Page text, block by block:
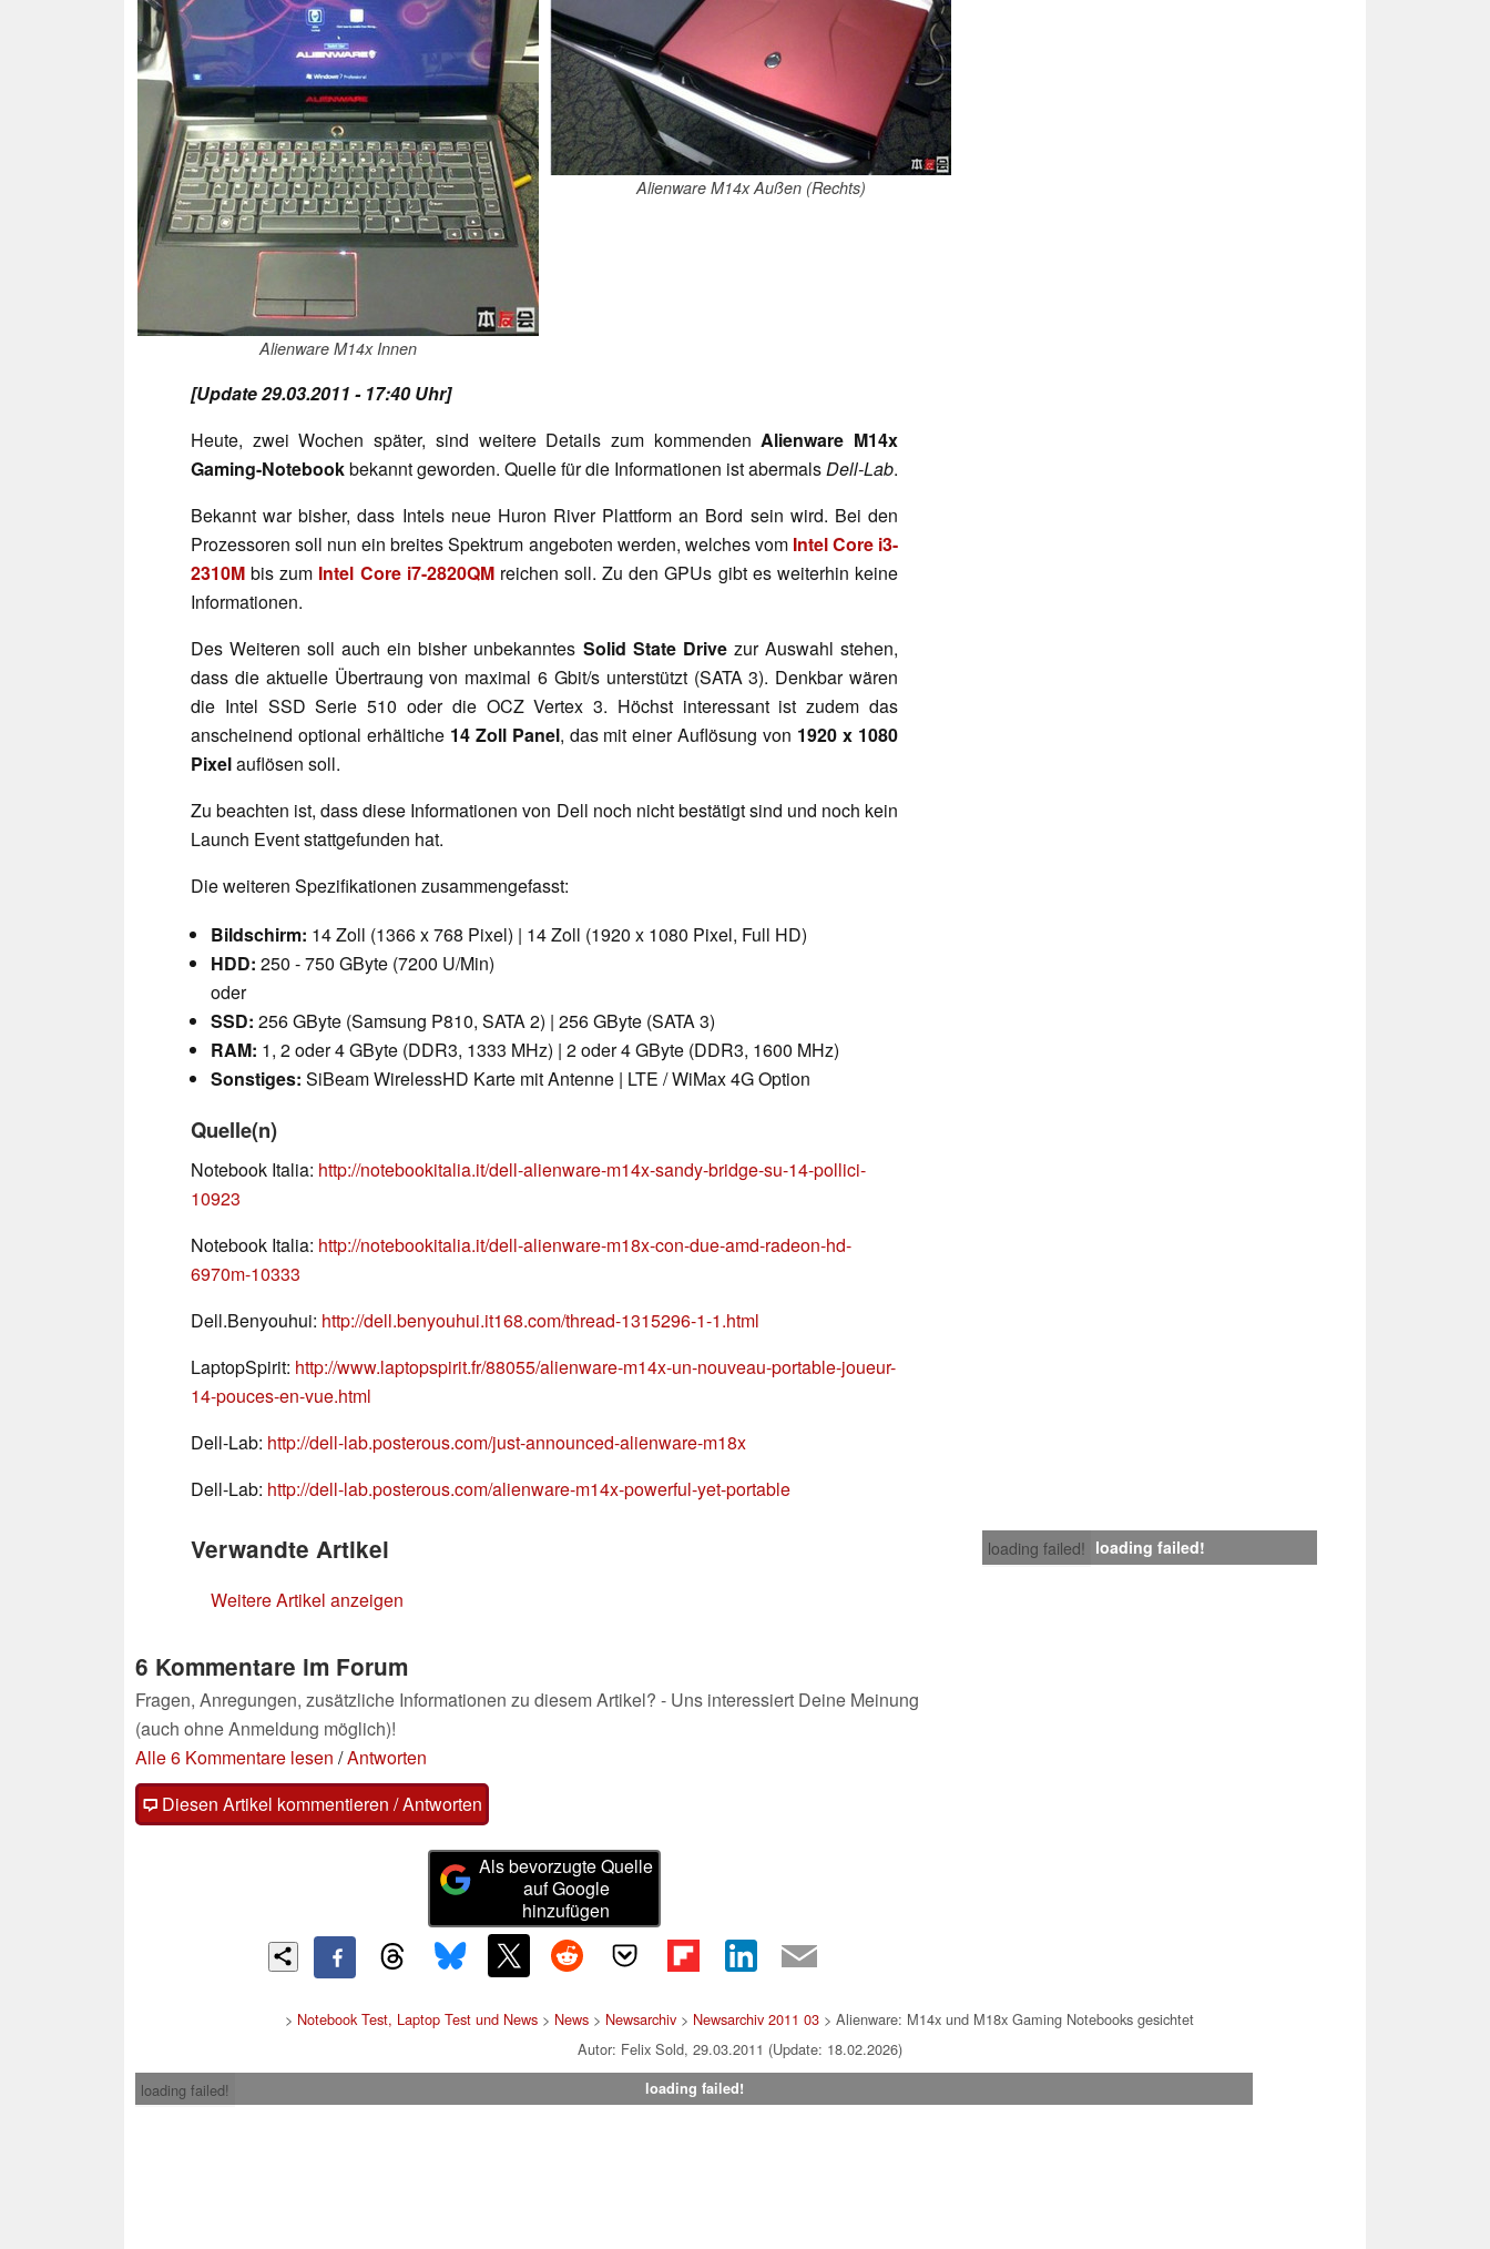
Alienware M14x Innen
Alienware M14x Außen (Rechts)
[Update 29.03.2011 - 17:40 Uhr]
Heute, zwei Wochen später, sind weitere Details zum kommendenAlienware M14x
Gaming-Notebookbekannt geworden. Quelle für die Informationen ist abermalsDell-Lab.
Bekannt war bisher, dass Intels neue Huron River Plattform an Bord sein wird. Bei den
Prozessoren soll nun ein breites Spektrum angeboten werden, welches vom Intel Core i3-
2310M bis zum Intel Core i7-2820QMreichen soll. Zu den GPUs gibt es weiterhin keine
Informationen.
Des Weiteren soll auch ein bisher unbekanntes Solid State Drivezur Auswahl stehen,
dass die aktuelle Übertraung von maximal 6 Gbit/s unterstützt (SATA 3). Denkbar wären
die Intel SSD Serie 510 oder die OCZ Vertex 3. Höchst interessant ist zudem das
anscheinend optional erhältiche 14 Zoll Panel, das mit einer Auflösung von 1920 x 1080
Pixelauflösen soll.
Zu beachten ist, dass diese Informationen von Dell noch nicht bestätigt sind und noch kein
Launch Event stattgefunden hat.
Die weiteren Spezifikationen zusammengefasst:
Bildschirm: 14 Zoll (1366 x 768 Pixel) | 14 Zoll (1920 x 1080 Pixel, Full HD)
HDD: 250 - 750 GByte (7200 U/Min)
oder
SSD: 256 GByte (Samsung P810, SATA 2) | 256 GByte (SATA 3)
RAM: 1, 2 oder 4 GByte (DDR3, 1333 MHz) | 2 oder 4 GByte (DDR3, 1600 MHz)
Sonstiges: SiBeam WirelessHD Karte mit Antenne | LTE / WiMax 4G Option
Quelle(n)
Notebook Italia: http://notebookitalia.it/dell-alienware-m14x-sandy-bridge-su-14-pollici-
10923
Notebook Italia: http://notebookitalia.it/dell-alienware-m18x-con-due-amd-radeon-hd-
6970m-10333
Dell.Benyouhui: http://dell.benyouhui.it168.com/thread-1315296-1-1.html
LaptopSpirit: http://www.laptopspirit.fr/88055/alienware-m14x-un-nouveau-portable-joueur-
14-pouces-en-vue.html
Dell-Lab: http://dell-lab.posterous.com/just-announced-alienware-m18x
Dell-Lab: http://dell-lab.posterous.com/alienware-m14x-powerful-yet-portable
loading failed! loading failed!
Verwandte Artikel
Weitere Artikel anzeigen
6 Kommentare im Forum
Fragen, Anregungen, zusätzliche Informationen zu diesem Artikel? - Uns interessiert Deine Meinung
(auch ohne Anmeldung möglich)!
Alle 6 Kommentare lesen /Antworten
Diesen Artikel kommentieren / Antworten
Als bevorzugte Quelle
auf Google
hinzufügen
> Notebook Test, Laptop Test und News > News > Newsarchiv > Newsarchiv 2011 03 > Alienware: M14x und M18x Gaming Notebooks gesichtet
Autor: Felix Sold, 29.03.2011 (Update: 18.02.2026)
loading failed!
loading failed!